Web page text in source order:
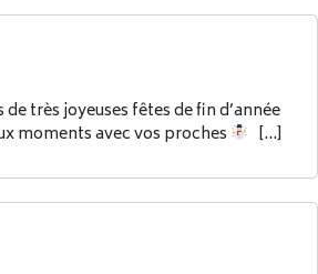
très joyeuses fêtes de fin d’année
moments avec vos proches
[…]